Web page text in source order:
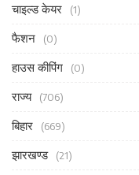
चाइल्ड केयर (1)
फैशन (0)
हाउस कीपिंग (0)
राज्य (706)
बिहार (669)
झारखण्ड (21)